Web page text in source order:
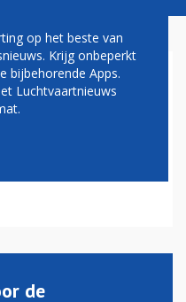
bestemmingen
de
op het beste van
Krijg onbeperkt
bijbehorende Apps.
Luchtvaartnieuws